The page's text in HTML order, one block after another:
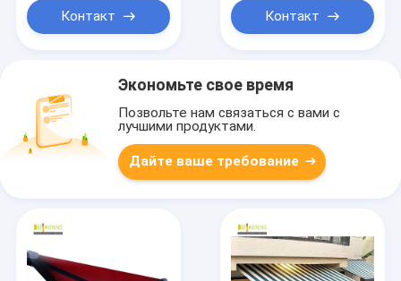
управлением
Контакт
алюминий с
покрытием
Контакт
Экономьте свое время
Позвольте нам связаться с вами с
лучшими продуктами.
Дайте ваше требование